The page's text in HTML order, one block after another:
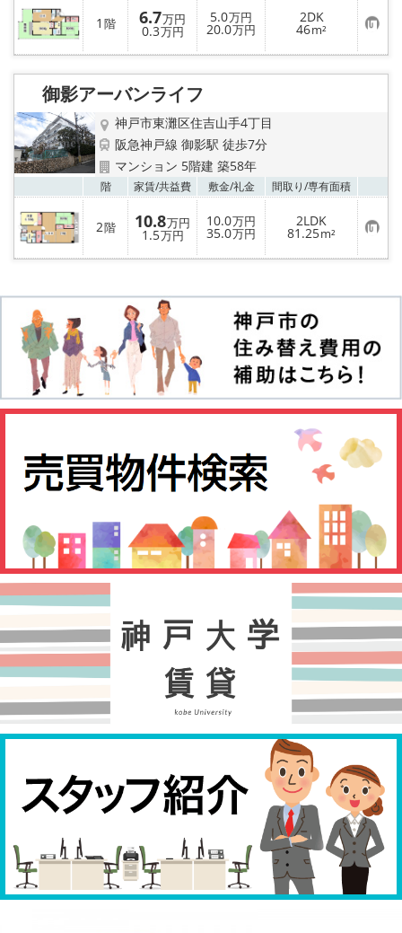
1 階 6.7万円
0.3万円
5.0万円
20.0万円
2DK
46m² お
気
に
り
御影アーバンライフ
神戸市東灘区住吉山手4丁目
阪急神戸線 御影駅 徒歩7分
マンション 5階建 築58年
階 家賃/共益費 敷金/礼金 間取り/専有面積
2階 10.8万円
1.5万円
10.0万円
35.0万円
2LDK
81.25m² お
気
に
登